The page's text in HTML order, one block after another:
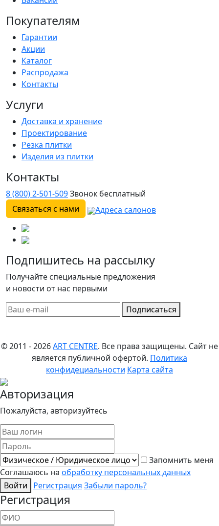
Покупателям
Гарантии
Акции
Каталог
Распродажа
Контакты
Услуги
Доставка и хранение
Проектирование
Резка плитки
Изделия из плитки
Контакты
8 (800) 2-501-509Звонок бесплатный
Связаться с нами
Адреса салонов
Подпишитесь на рассылку
Получайте специальные предложения
и новости от нас первыми
Подписаться
© 2011 - 2026ART CENTRE. Все права защищены. Сайт не
является публичной офертой. Политика
конфидециальности Карта сайта
Авторизация
Пожалуйста, авторизуйтесь
Запомнить меня
Соглашаюсь на обработку персональных данных
Войти
Регистрация Забыли пароль?
Регистрация